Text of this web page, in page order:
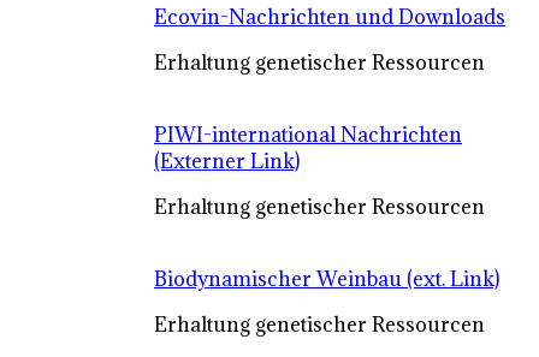
Ecovin-Nachrichten und Downloads
Erhaltung genetischer Ressourcen
PIWI-international Nachrichten
(Externer Link)
Erhaltung genetischer Ressourcen
Biodynamischer Weinbau (ext. Link)
Erhaltung genetischer Ressourcen